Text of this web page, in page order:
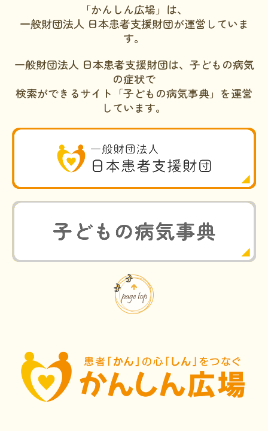
「かんしん広場」は、
一般財団法人 日本患者支援財団が運営していま
す。
一般財団法人 日本患者支援財団は、子どもの病気
の症状で
検索ができるサイト「子どもの病気事典」を運営
しています。